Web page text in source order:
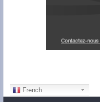
French